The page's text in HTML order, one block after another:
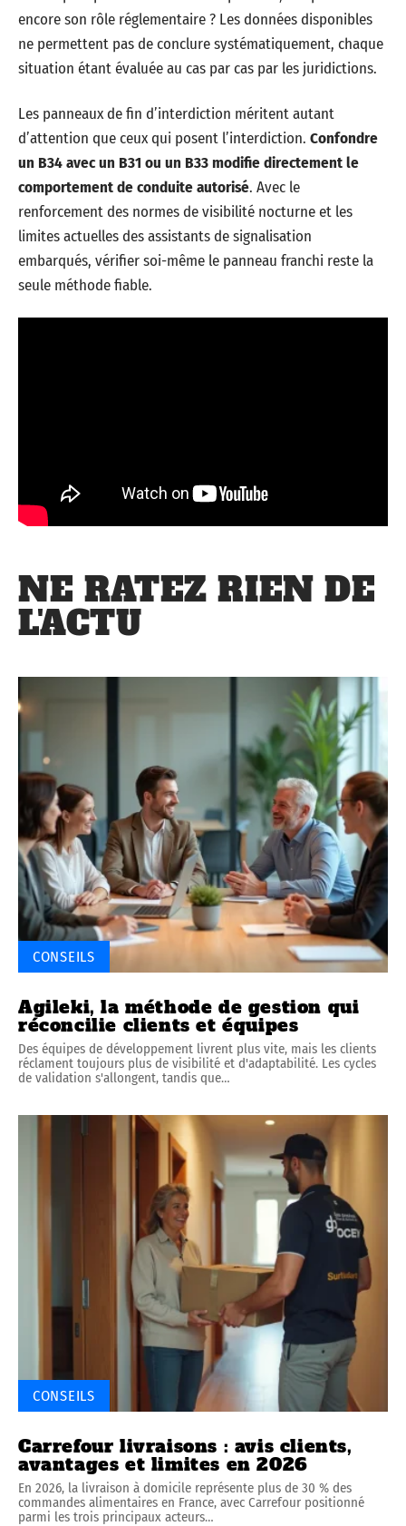
encore son rôle réglementaire ? Les données disponibles
ne permettent pas de conclure systématiquement, chaque
situation étant évaluée au cas par cas par les juridictions.
Les panneaux de fin d’interdiction méritent autant
d’attention que ceux qui posent l’interdiction. Confondre
un B34 avec un B31 ou un B33 modifie directement le
comportement de conduite autorisé. Avec le
renforcement des normes de visibilité nocturne et les
limites actuelles des assistants de signalisation
embarqués, vérifier soi-même le panneau franchi reste la
seule méthode fiable.
NE RATEZ RIEN DE
L'ACTU
CONSEILS
Agileki, la méthode de gestion qui
réconcilie clients et équipes
Des équipes de développement livrent plus vite, mais les clients
réclament toujours plus de visibilité et d'adaptabilité. Les cycles
de validation s'allongent, tandis que…
CONSEILS
Carrefour livraisons : avis clients,
avantages et limites en 2026
En 2026, la livraison à domicile représente plus de 30 % des
commandes alimentaires en France, avec Carrefour positionné
parmi les trois principaux acteurs…